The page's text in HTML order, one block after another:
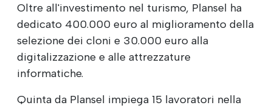
Oltre all'investimento nel turismo, Plansel ha
dedicato 400.000 euro al miglioramento della
selezione dei cloni e 30.000 euro alla
digitalizzazione e alle attrezzature
informatiche.
Quinta da Plansel impiega 15 lavoratori nella